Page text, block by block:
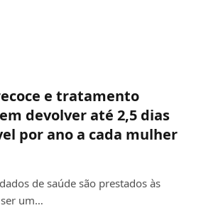
e tratamento
devolver até 2,5 dias
por ano a cada mulher
de saúde são prestados às
um…